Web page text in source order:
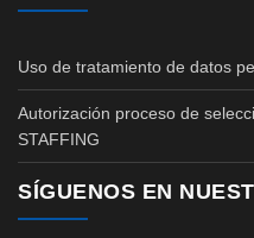
Uso de tratamiento de datos
Autorización proceso de
STAFFING
SÍGUENOS EN